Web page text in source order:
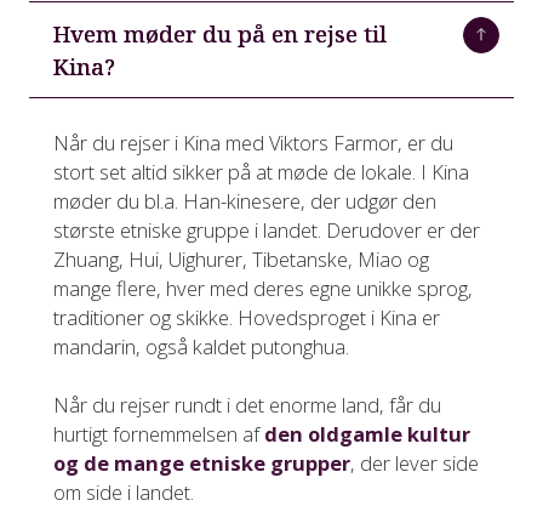
Hvem møder du på en rejse til
Kina?
Når du rejser i Kina med Viktors Farmor, er du
stort set altid sikker på at møde de lokale. I Kina
møder du bl.a. Han-kinesere, der udgør den
største etniske gruppe i landet. Derudover er der
Zhuang, Hui, Uighurer, Tibetanske, Miao og
mange flere, hver med deres egne unikke sprog,
traditioner og skikke. Hovedsproget i Kina er
mandarin, også kaldet putonghua.
Når du rejser rundt i det enorme land, får du
hurtigt fornemmelsen afden oldgamle kultur
og de mange etniske grupper, der lever side
om side i landet.